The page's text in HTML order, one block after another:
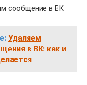
сообщение в ВК
Удаляем
в ВК: как и